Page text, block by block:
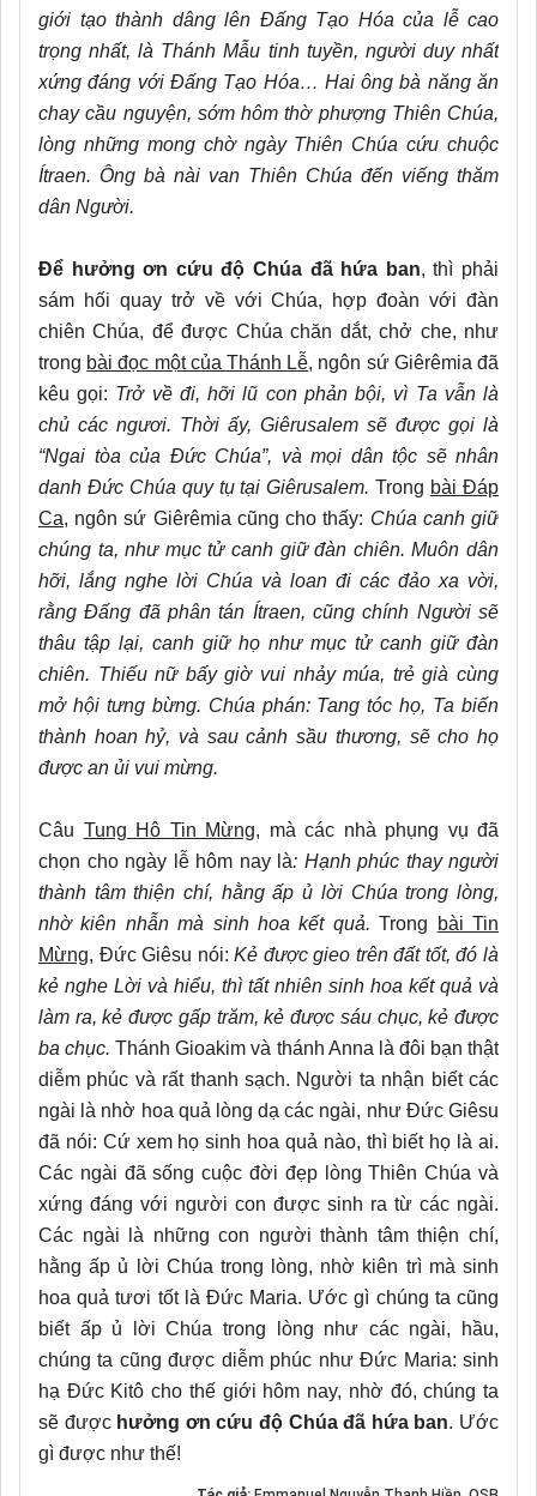
giới tạo thành dâng lên Đấng Tạo Hóa của lễ cao
trọng nhất, là Thánh Mẫu tinh tuyền, người duy nhất
xứng đáng với Đấng Tạo Hóa… Hai ông bà năng ăn
chay cầu nguyện, sớm hôm thờ phượng Thiên Chúa,
lòng những mong chờ ngày Thiên Chúa cứu chuộc
Ítraen. Ông bà nài van Thiên Chúa đến viếng thăm
dân Người.
Để hưởng ơn cứu độ Chúa đã hứa ban, thì phải
sám hối quay trở về với Chúa, hợp đoàn với đàn
chiên Chúa, để được Chúa chăn dắt, chở che, như
trong bài đọc một của Thánh Lễ, ngôn sứ Giêrêmia đã
kêu gọi: Trở về đi, hỡi lũ con phản bội, vì Ta vẫn là
chủ các ngươi. Thời ấy, Giêrusalem sẽ được gọi là
“Ngai tòa của Đức Chúa”, và mọi dân tộc sẽ nhân
danh Đức Chúa quy tụ tại Giêrusalem. Trong bài Đáp
Ca, ngôn sứ Giêrêmia cũng cho thấy: Chúa canh giữ
chúng ta, như mục tử canh giữ đàn chiên. Muôn dân
hỡi, lắng nghe lời Chúa và loan đi các đảo xa vời,
rằng Đấng đã phân tán Ítraen, cũng chính Người sẽ
thâu tập lại, canh giữ họ như mục tử canh giữ đàn
chiên. Thiếu nữ bấy giờ vui nhảy múa, trẻ già cùng
mở hội tưng bừng. Chúa phán: Tang tóc họ, Ta biến
thành hoan hỷ, và sau cảnh sầu thương, sẽ cho họ
được an ủi vui mừng.
Câu Tung Hô Tin Mừng, mà các nhà phụng vụ đã
chọn cho ngày lễ hôm nay là: Hạnh phúc thay người
thành tâm thiện chí, hằng ấp ủ lời Chúa trong lòng,
nhờ kiên nhẫn mà sinh hoa kết quả.Trong
bài Tin
Mừng, Đức Giêsu nói:Kẻ được gieo trên đất tốt, đó là
kẻ nghe Lời và hiểu, thì tất nhiên sinh hoa kết quả và
làm ra, kẻ được gấp trăm, kẻ được sáu chục, kẻ được
ba chục. Thánh Gioakim và thánh Anna là đôi bạn thật
diễm phúc và rất thanh sạch. Người ta nhận biết các
ngài là nhờ hoa quả lòng dạ các ngài, như Đức Giêsu
đã nói: Cứ xem họ sinh hoa quả nào, thì biết họ là ai.
Các ngài đã sống cuộc đời đẹp lòng Thiên Chúa và
xứng đáng với người con được sinh ra từ các ngài.
Các ngài là những con người thành tâm thiện chí,
hằng ấp ủ lời Chúa trong lòng, nhờ kiên trì mà sinh
hoa quả tươi tốt là Đức Maria. Ước gì chúng ta cũng
biết ấp ủ lời Chúa trong lòng như các ngài, hầu,
chúng ta cũng được diễm phúc như Đức Maria: sinh
hạ Đức Kitô cho thế giới hôm nay, nhờ đó, chúng ta
sẽ được hưởng ơn cứu độ Chúa đã hứa ban. Ước
gì được như thế!